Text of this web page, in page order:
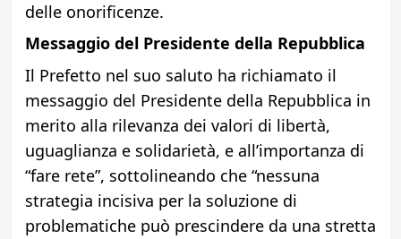
delle onorificenze.
Messaggio del Presidente della Repubblica
Il Prefetto nel suo saluto ha richiamato il
messaggio del Presidente della Repubblica in
merito alla rilevanza dei valori di libertà,
uguaglianza e solidarietà, e all’importanza di
“fare rete”, sottolineando che “nessuna
strategia incisiva per la soluzione di
problematiche può prescindere da una stretta